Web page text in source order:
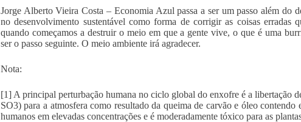
Jorge Alberto Vieira Costa – Economia Azul passa a ser um passo além do
no desenvolvimento sustentável como forma de corrigir as coisas erradas
quando começamos a destruir o meio em que a gente vive, o que é uma
ser o passo seguinte. O meio ambiente irá agradecer.
Nota:
[1] A principal perturbação humana no ciclo global do enxofre é a libertação
SO3) para a atmosfera como resultado da queima de carvão e óleo
humanos em elevadas concentrações e é moderadamente tóxico para as